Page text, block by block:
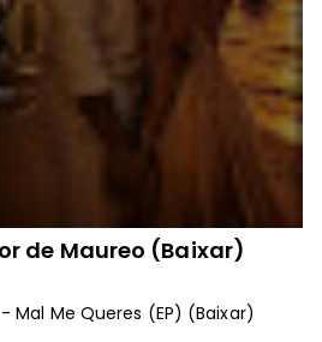
de Maureo (Baixar)
Mal Me Queres (EP) (Baixar)